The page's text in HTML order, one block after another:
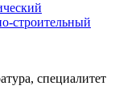
строительный
специалитет